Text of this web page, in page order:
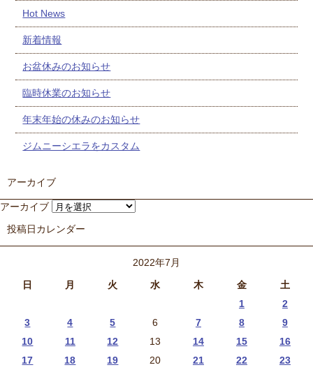
Hot News
新着情報
お盆休みのお知らせ
臨時休業のお知らせ
年末年始の休みのお知らせ
ジムニーシエラをカスタム
アーカイブ
アーカイブ
投稿日カレンダー
2022年7月
日
月 火 水 木 金 土
1
2
3
4 5 6 7 8
9
10
11 12 13 14 15
16
17
18 19 20 21 22
23